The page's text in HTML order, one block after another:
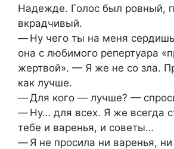
Надежде. Голос был ровный,
вкрадчивый.
— Ну чего ты на меня
она с любимого репертуара
жертвой». — Я же не со зла.
как лучше.
— Для кого — лучше? —
— Ну… для всех. Я же всегда
тебе и варенья, и советы…
— Я не просила ни варенья,